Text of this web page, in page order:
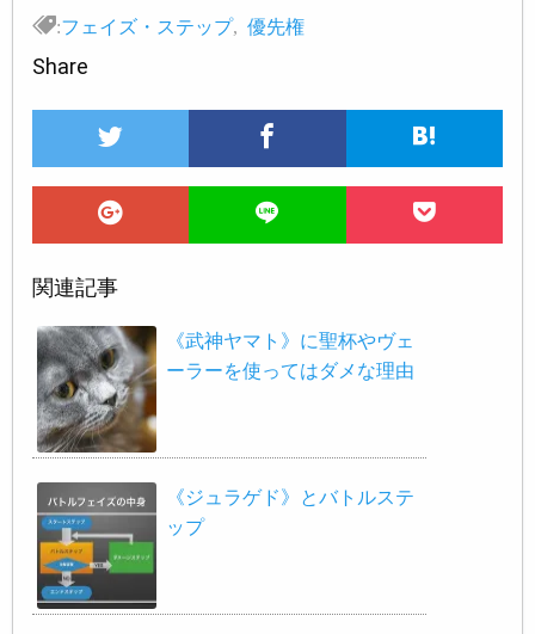
:フェイズ・ステップ, 優先権
Share
関連記事
《武神ヤマト》に聖杯やヴェ
ーラーを使ってはダメな理由
《ジュラゲド》とバトルステ
ップ